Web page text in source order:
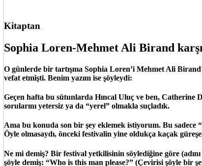
Kitaptan
Sophia Loren-Mehmet Ali Birand
O günlerde bir tartışma Sophia Loren’i Mehmet Ali
vefat etmişti. Benim yazım ise şöyleydi:
Geçen hafta bu sütunlarda Hıncal Uluç ve ben, Catherine
sorularını yetersiz ya da “yerel” olmakla suçladık.
Ama bu konuda son bir şey eklemek istiyorum. Bu sadece
Öyle olmasaydı, önceki festivalin yine oldukça kaçak
Ne mi demiş? Bir festival yetkilisinin söylediğine göre
şöyle demiş: “Who is this man please?” (Çevirisi şöyle bir